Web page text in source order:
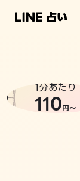
相談事例
1分あたり
110円〜